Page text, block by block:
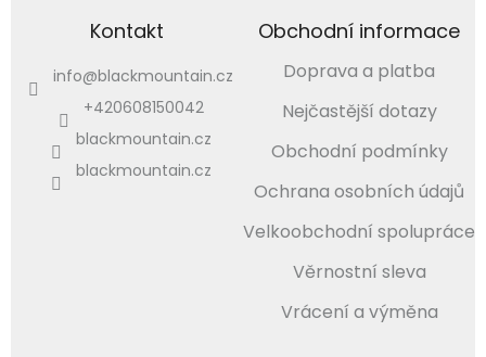
Kontakt
info@blackmountain.cz
+420608150042
blackmountain.cz
blackmountain.cz
Obchodní informace
Doprava a platba
Nejčastější dotazy
Obchodní podmínky
Ochrana osobních údajů
Velkoobchodní spolupráce
Věrnostní sleva
Vrácení a výměna